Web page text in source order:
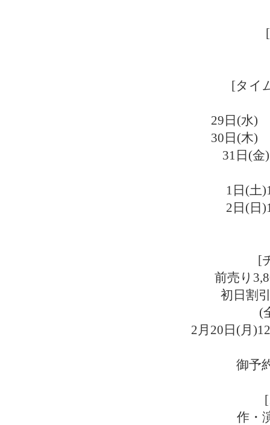
[タイ
29日(
30日(
31日(金
1日(土
2日(日
[
前売り
初日割
(
2月20日(月
御予
作・